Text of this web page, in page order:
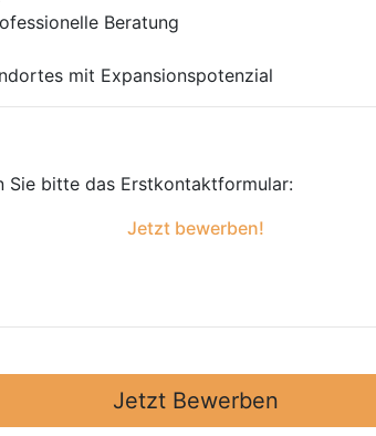
Beratung
mit Expansionspotenzial
Sie bitte das Erst­kontakt­formular:
Jetzt bewerben!
Jetzt Bewerben